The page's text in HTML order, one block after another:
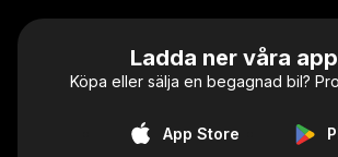
Ladda ner våra
Köpa eller sälja en begagnad bil?
App Store